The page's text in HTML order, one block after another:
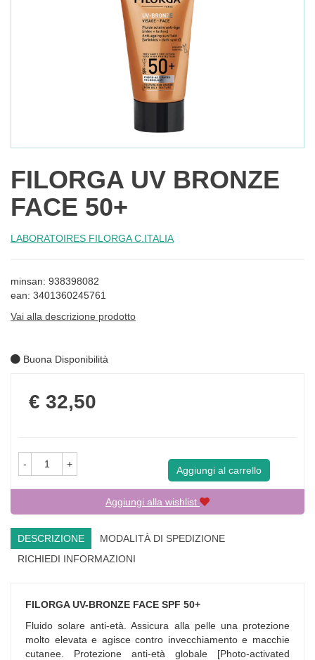
FILORGA UV BRONZE
FACE 50+
LABORATOIRES FILORGA C.ITALIA
minsan: 938398082
ean: 3401360245761
Vai alla descrizione prodotto
Buona Disponibilità
Prezzo
€ 32,50
- +
Aggiungi al carrello
Aggiungi alla wishlist
DESCRIZIONE
MODALITÀ DI SPEDIZIONE
RICHIEDI INFORMAZIONI
FILORGA UV-BRONZE FACE SPF 50+
Fluido solare anti-età. Assicura alla pelle una protezione
molto elevata e agisce contro invecchiamento e macchie
cutanee. Protezione anti-età globale [Photo-activated